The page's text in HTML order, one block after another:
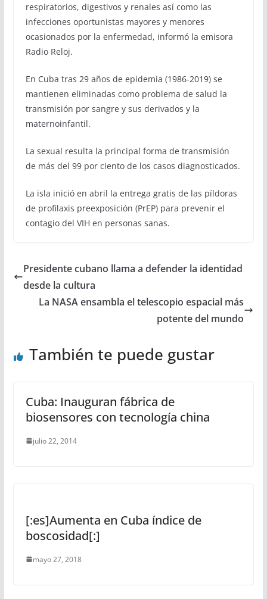
respiratorios, digestivos y renales así como las
infecciones oportunistas mayores y menores
ocasionados por la enfermedad, informó la emisora
Radio Reloj.
En Cuba tras 29 años de epidemia (1986-2019) se
mantienen eliminadas como problema de salud la
transmisión por sangre y sus derivados y la
maternoinfantil.
La sexual resulta la principal forma de transmisión
de más del 99 por ciento de los casos diagnosticados.
La isla inició en abril la entrega gratis de las píldoras
de profilaxis preexposición (PrEP) para prevenir el
contagio del VIH en personas sanas.
Presidente cubano llama a defender la identidad
desde la cultura
La NASA ensambla el telescopio espacial más
potente del mundo
También te puede gustar
Cuba: Inauguran fábrica de
biosensores con tecnología china
julio 22, 2014
[:es]Aumenta en Cuba índice de
boscosidad[:]
mayo 27, 2018